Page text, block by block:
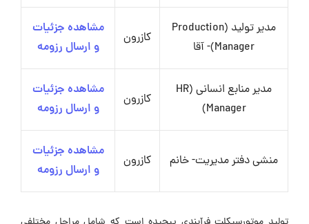
مدیر تولید (Production
Manager)- آقا
کازرون
مشاهده جزئیات
و ارسال رزومه
مدیر منابع انسانی (HR
Manager)
کازرون
مشاهده جزئیات
و ارسال رزومه
منشی دفتر مدیریت- خانم کازرون
مشاهده جزئیات
و ارسال رزومه